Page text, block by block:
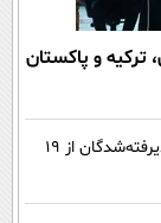
و پاکستان
نتایج آزمون مدارس سمپاد اعلام شد/ ثبت‌نام پذیرفته‌شدگان از ۱۹